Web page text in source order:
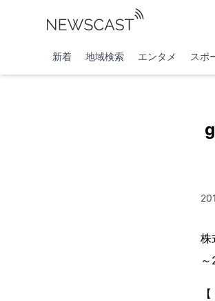
新着 地域検索 エンタメ スポ
株